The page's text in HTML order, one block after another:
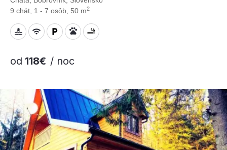
9 chát, 1 - 7 osôb, 50 m2
od 118€ / noc